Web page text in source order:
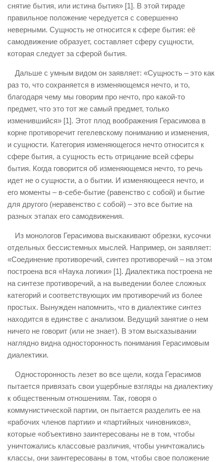
снятие бытия, или истина бытия» [1]. В этой тираде
правильное положение чередуется с совершенно
неверными. Сущность не относится к сфере бытия: её
самодвижение образует, составляет сферу сущности,
которая следует за сферой бытия.
Дальше с умным видом он заявляет: «Сущность – это как
раз то, что сохраняется в изменяющемся нечто, и то,
благодаря чему мы говорим про нечто, про какой-то
предмет, что это тот же самый предмет, только
изменившийся» [1]. Этот плод воображения Герасимова в
корне противоречит гегелевскому пониманию и изменения,
и сущности. Категория изменяющегося нечто относится к
сфере бытия, а сущность есть отрицание всей сферы
бытия. Когда говорится об изменяющемся нечто, то речь
идет не о сущности, а о бытии. И изменяющееся нечто, и
его моменты – в-себе-бытие (равенство с собой) и бытие
для другого (неравенство с собой) – это все бытие на
разных этапах его самодвижения.
Из монологов Герасимова выскакивают обрезки, кусочки
отдельных бессистемных мыслей. Например, он заявляет:
«Соединение противоречий, синтез противоречий – на этом
построена вся «Наука логики» [1]. Диалектика построена не
на синтезе противоречий, а на выведении более сложных
категорий и соответствующих им противоречий из более
простых. Вынужден напомнить, что в диалектике синтез
находится в единстве с анализом. Ведущий занятие о нем
ничего не говорит (или не знает). В этом высказывании
наглядно видна односторонность понимания Герасимовым
диалектики.
Односторонность лезет во все щели, когда Герасимов
пытается привязать свои ущербные взгляды на диалектику
к общественным отношениям. Так, говоря о
коммунистической партии, он пытается разделить ее на
«рабочих членов партии» и «партийных чиновников»,
которые «объективно заинтересованы не в том, чтобы
уничтожались классовые различия, чтобы уничтожались
классы, они заинтересованы в том, чтобы свое положение